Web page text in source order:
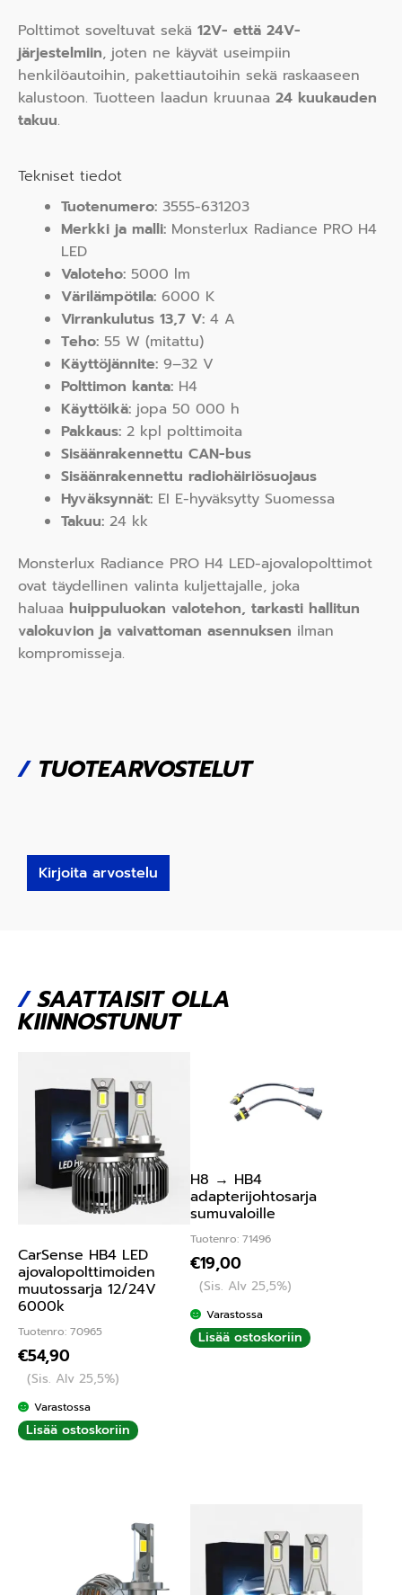
Polttimot soveltuvat sekä 12V- että 24V-
järjestelmiin, joten ne käyvät useimpiin
henkilöautoihin, pakettiautoihin sekä raskaaseen
kalustoon. Tuotteen laadun kruunaa 24 kuukauden
takuu.
Tekniset tiedot
Tuotenumero: 3555-631203
Merkki ja malli: Monsterlux Radiance PRO H4
LED
Valoteho: 5000 lm
Värilämpötila: 6000 K
Virrankulutus 13,7 V: 4 A
Teho: 55 W (mitattu)
Käyttöjännite: 9–32 V
Polttimon kanta: H4
Käyttöikä: jopa 50 000 h
Pakkaus: 2 kpl polttimoita
Sisäänrakennettu CAN-bus
Sisäänrakennettu radiohäiriösuojaus
Hyväksynnät: EI E-hyväksytty Suomessa
Takuu: 24 kk
Monsterlux Radiance PRO H4 LED-ajovalopolttimot
ovat täydellinen valinta kuljettajalle, joka
haluaa huippuluokan valotehon, tarkasti hallitun
valokuvion ja vaivattoman asennuksen ilman
kompromisseja.
/TUOTEARVOSTELUT
Kirjoita arvostelu
/SAATTAISIT OLLA
KIINNOSTUNUT
CarSense HB4 LED
ajovalopolttimoiden
muutossarja 12/24V
6000k
Tuotenro: 70965
€54,90
(Sis. Alv 25,5%)
Varastossa
Lisää ostoskoriin
H8 → HB4
adapterijohtosarja
sumuvaloille
Tuotenro: 71496
€19,00
(Sis. Alv 25,5%)
Varastossa
Lisää ostoskoriin